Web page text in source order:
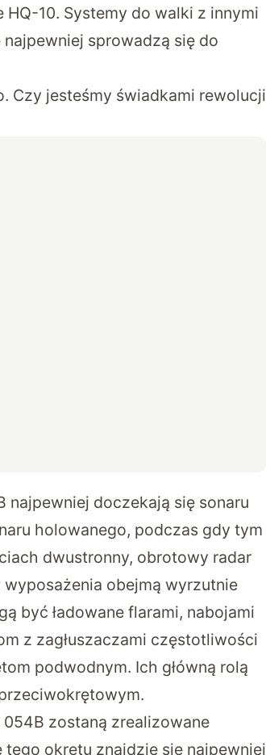
10. Systemy do walki z innymi
sprowadzą się do
Czy jesteśmy świadkami rewolucji
doczekają się sonaru
holowanego, podczas gdy tym
dwustronny, obrotowy radar
wyposażenia obejmą wyrzutnie
być ładowane flarami, nabojami
z zagłuszaczami częstotliwości
podwodnym. Ich główną rolą
zostaną zrealizowane
okrętu znajdzie się najpewniej